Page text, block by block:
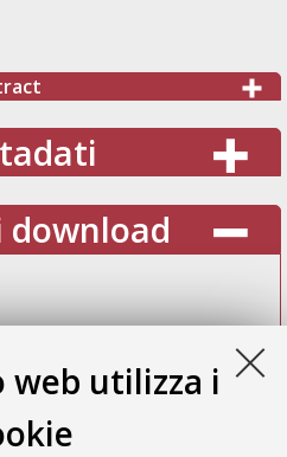
web utilizza i